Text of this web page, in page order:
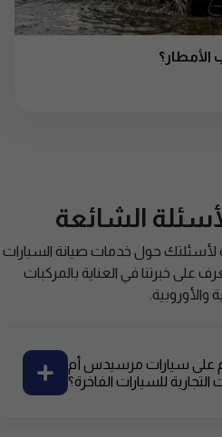
الشائعة
حول خدمات صيانة السيارات
على خبرتنا في العناية بالمركبات
والأوروبية.
سيارات مرسيدس أم
للسيارات الفاخرة؟